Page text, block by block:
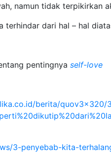
namun tidak terpikirkan
terhindar dari hal – hal
pentingnya self-love
berita/quov3x320/
3-penyebab-kita-